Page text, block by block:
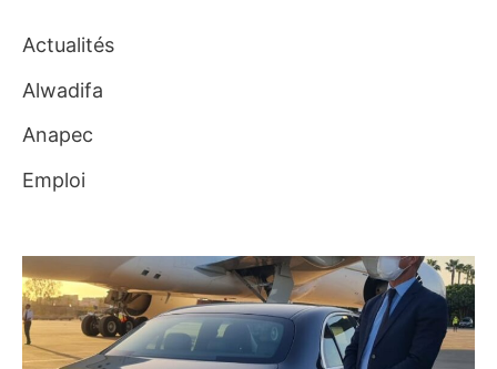
h
e
:
Actualités
Alwadifa
Anapec
Emploi